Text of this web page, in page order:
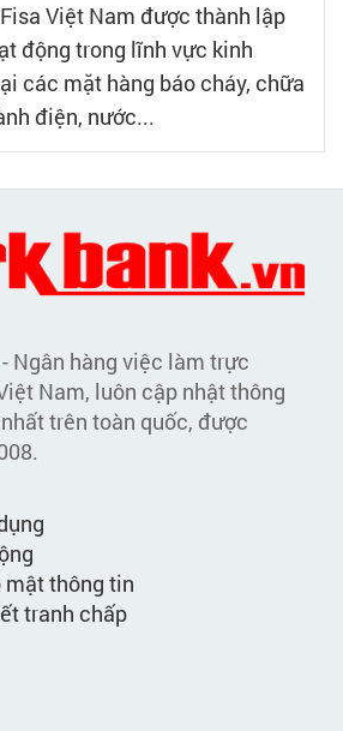
Việt Nam được thành lập
động trong lĩnh vực kinh
các mặt hàng báo cháy, chữa
điện, nước...
Ngân hàng việc làm trực
Nam, luôn cập nhật thông
trên toàn quốc, được
mật thông tin
tranh chấp